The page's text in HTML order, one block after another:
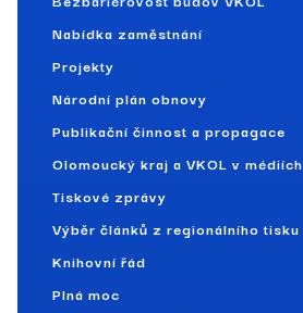
Nabídka zaměstnání
Projekty
Národní plán obnovy
Publikační činnost a propagace
Olomoucký kraj a VKOL v médiích
Tiskové zprávy
Výběr článků z regionálního tisku
Knihovní řád
Plná moc